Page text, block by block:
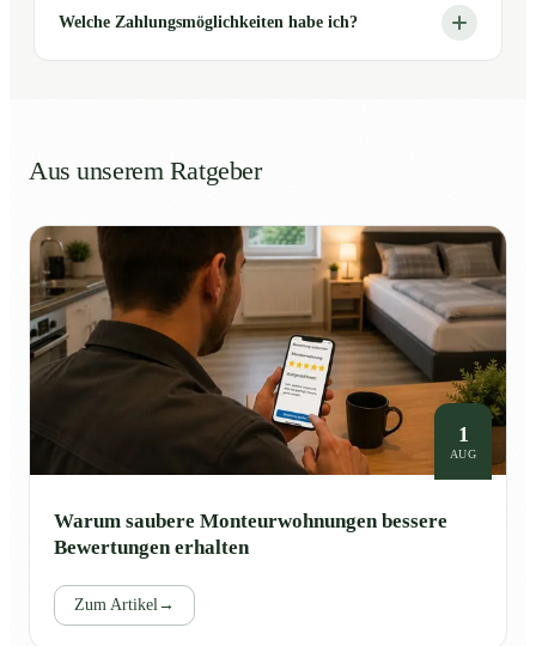
Welche Zahlungsmöglichkeiten habe ich?
Aus unserem Ratgeber
1
AUG
Warum saubere Monteurwohnungen bessere
Bewertungen erhalten
Zum Artikel→